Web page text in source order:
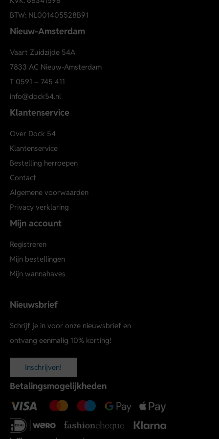
Roze met bordeauxrode stippen
Artikelnummer: WT217848
Verzorgingsadvies:
Niet in de droger
Plat laten drogen
Strijken op lage temperatuur
Stomen op lage temperatuur
WT217848
BTW: NL001405528B91
Nieuw-Amsterdam
Vaart Zuidzijde 54A
7833 AC Nieuw-Amsterdam
T 0591 – 745 411
info@dock54.nl
Klantenservice
Over Dock 54
Klantenservice
Bestelling herroepen
Contact
Algemene voorwaarden
Privacy verklaring
Mijn account
Registreren
Mijn bestellingen
Mijn wannahaves
Nieuwsbrief
Schrijf je in voor onze nieuwsbrief en
ontvang eenmalig 10% korting!
Inschrijven!
Betalingsmogelijkheden